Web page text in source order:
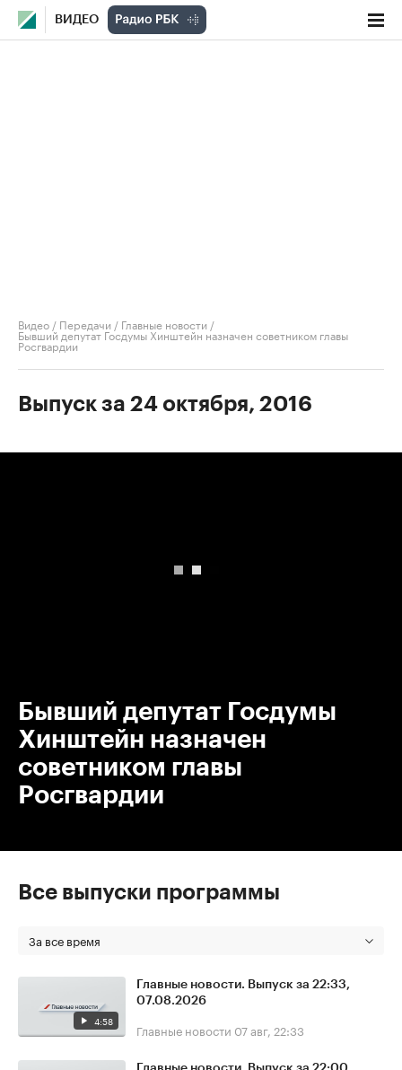
ВИДЕО
Видео / Передачи / Главные новости /
Бывший депутат Госдумы Хинштейн назначен советником главы
Росгвардии
Выпуск за 24 октября, 2016
Бывший депутат Госдумы
Хинштейн назначен
советником главы
Росгвардии
Все выпуски программы
За все время
4:58
Главные новости. Выпуск за 22:33,
07.08.2026
Главные новости 07 авг, 22:33